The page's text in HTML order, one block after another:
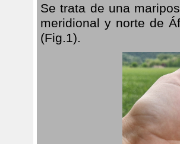
Se trata de una
meridional y norte de
(Fig.1).